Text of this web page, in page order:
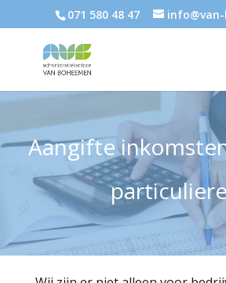
071 580 48 47
Aangifte